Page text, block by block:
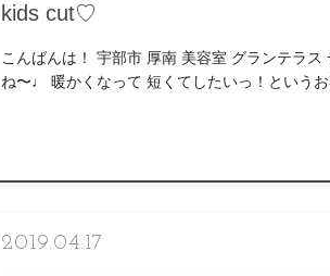
kids cut♡
こんばんは！ 宇部市 厚南 美容室 グランテラ
ね〜♩ 暖かくなって 短くてしたいっ！という
2019.04.17